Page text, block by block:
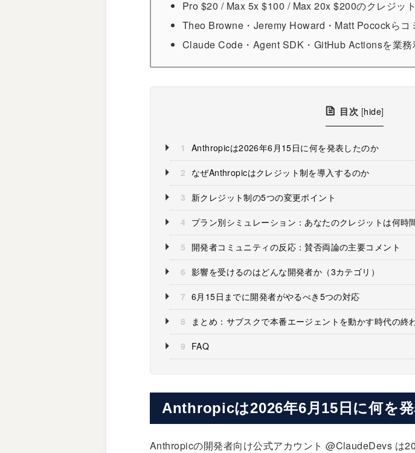
Pro $20 / Max 5x $100 / Max 20x $200のクレジッ
Theo Browne・Jeremy Howard・Matt Pocockらコ
Claude Code・Agent SDK・GitHub Actionsを業
目次 [hide]
1 Anthropicは2026年6月15日に何を発表したのか
2 なぜAnthropicはクレジット制を導入するのか
3 新クレジット制の5つの変更ポイント
4 プラン別シミュレーション：あなたのクレジットは何時
5 開発者コミュニティの反応：賛否両論の主要コメント
6 影響を受けるのはどんな開発者か（3カテゴリ）
7 6月15日までに開発者がやるべき5つの対応
8 まとめ：サブスクで本番エージェントを動かす時代の終
9 FAQ
Anthropicは2026年6月15日に何を
Anthropicの開発者向け公式アカウント@ClaudeDevs は